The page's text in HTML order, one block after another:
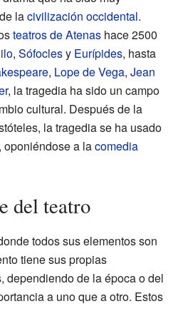
lacivilización occidental.
teatros de Atenas hace 2500
, Sófoclesy Eurípides, hasta
, Lope de Vega, Jean
, la tragedia ha sido un campo
cultural. Después de la
la tragedia se ha usado
oponiéndose a lacomedia
del teatro
todos sus elementos son
tiene sus propias
dependiendo de la época o del
a uno que a otro. Estos